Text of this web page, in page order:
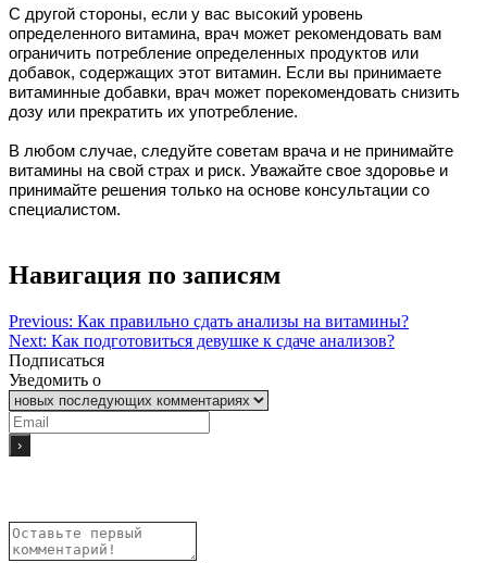
С другой стороны, если у вас высокий уровень
определенного витамина, врач может рекомендовать вам
ограничить потребление определенных продуктов или
добавок, содержащих этот витамин. Если вы принимаете
витаминные добавки, врач может порекомендовать снизить
дозу или прекратить их употребление.
В любом случае, следуйте советам врача и не принимайте
витамины на свой страх и риск. Уважайте свое здоровье и
принимайте решения только на основе консультации со
специалистом.
Навигация по записям
Previous: Как правильно сдать анализы на витамины?
Next: Как подготовиться девушке к сдаче анализов?
Подписаться
Уведомить о